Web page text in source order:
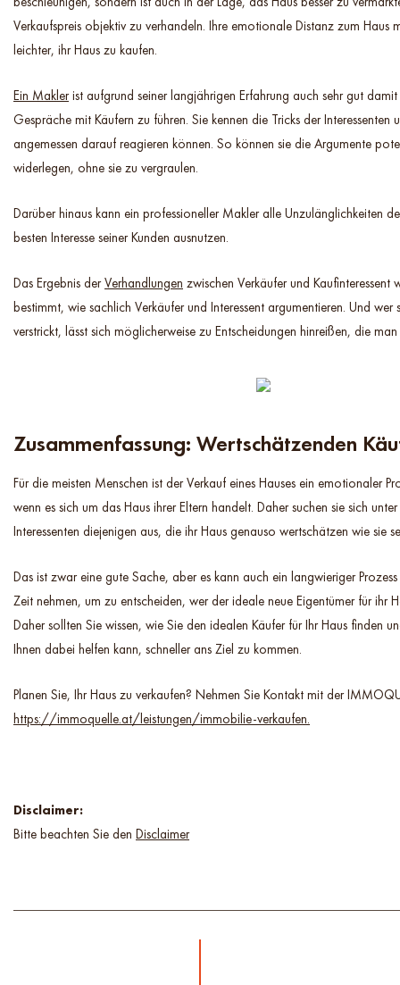
Verkaufspreis objektiv zu verhandeln. Ihre emotionale Distanz zum Haus
leichter, ihr Haus zu kaufen.
Ein Maklerist aufgrund seiner langjährigen Erfahrung auch sehr gut
Gespräche mit Käufern zu führen. Sie kennen die Tricks der Interessenten
angemessen darauf reagieren können. So können sie die Argumente
widerlegen, ohne sie zu vergraulen.
Darüber hinaus kann ein professioneller Makler alle Unzulänglichkeiten
besten Interesse seiner Kunden ausnutzen.
Das Ergebnis derVerhandlungen zwischen Verkäufer und Kaufinteressent
bestimmt, wie sachlich Verkäufer und Interessent argumentieren. Und
verstrickt, lässt sich möglicherweise zu Entscheidungen hinreißen, die
Zusammenfassung: Wertschätzenden
Für die meisten Menschen ist der Verkauf eines Hauses ein emotionaler
wenn es sich um das Haus ihrer Eltern handelt. Daher suchen sie sich
Interessenten diejenigen aus, die ihr Haus genauso wertschätzen wie sie
Das ist zwar eine gute Sache, aber es kann auch ein langwieriger
Zeit nehmen, um zu entscheiden, wer der ideale neue Eigentümer für ihr
Daher sollten Sie wissen, wie Sie den idealen Käufer für Ihr Haus finden
Ihnen dabei helfen kann, schneller ans Ziel zu kommen.
Planen Sie, Ihr Haus zu verkaufen? Nehmen Sie Kontakt mit der
https://immoquelle.at/leistungen/immobilie-verkaufen.
Disclaimer:
Bitte beachten Sie den Disclaimer